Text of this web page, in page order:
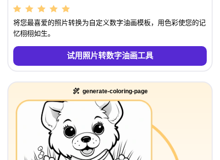
将您最喜爱的照片转换为自定义数字油画模板，用色彩使您的记
忆栩栩如生。
试用照片转数字油画工具
generate-coloring-page